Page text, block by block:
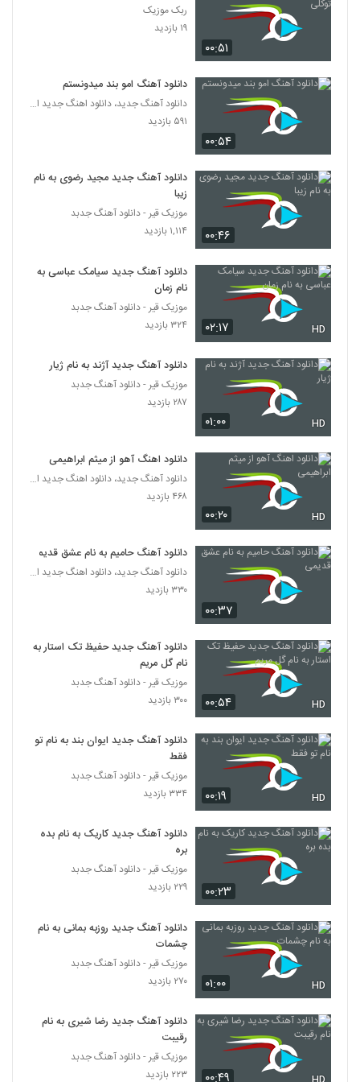
54
آهنگ عوارض تنهایی از احمدرضا
شهریاری(پاپ)
۶۵۰ بازدید
آهنگ افشین آذری بنام رابطه
۱,۳۲۷ بازدید
دانلود آهنگ من دیوانه نیستم از حمید صفت
58
موزیک زیبای یار یار از علی بهراد
حمید اصغری آهنگ جوابه
۶۸۲ بازدید
دانلود آهنگ سهیل رحمانی یه چی بگم
61
Saman Jalili Khoshbakhti
۱,۱۸۳ بازدید
امیرحسین افتخاری آهنگ حال پریشون
۱,۲۳۹ بازدید
عمران طاهری آهنگ کیفم کوکه
64
Jami Velgard)
Vahid Nasertorabi Az Daste To Ey
Yar
۶۵۶ بازدید
مهدی ماهان آهنگ جون منی
67 بگو برو
68
صالح رضایی آهنگ عشق دو روزه
۸۰۴ بازدید
موزیک زیبای تموم شدم از حجت درولی
70
آهنگ مهرداد عجمی بنام خیالی نیست
۱,۰۷۸ بازدید
دانلود آهنگ سیاوش پالاهنگ عاشق تو
۰۰:۵۱
ربک موزیک
۱۹ بازدید
۰۰:۵۴
دانلود آهنگ امو بند میدونستم
دانلود آهنگ جدید، دانلود اهنگ جدید ایرانی
۵۹۱ بازدید
۰۰:۴۶
دانلود آهنگ جدید مجید رضوی به نام
زیبا
موزیک قیر - دانلود آهنگ جدبد
۱,۱۱۴ بازدید
۰۲:۱۷ HD
دانلود آهنگ جدید سیامک عباسی به
نام زمان
موزیک قیر - دانلود آهنگ جدبد
۳۲۴ بازدید
۰۱:۰۰ HD
دانلود آهنگ جدید آژند به نام ژیار
موزیک قیر - دانلود آهنگ جدبد
۲۸۷ بازدید
۰۰:۲۰ HD
دانلود اهنگ آهو از میثم ابراهیمی
دانلود آهنگ جدید، دانلود اهنگ جدید ایرانی
۴۶۸ بازدید
۰۰:۳۷
دانلود آهنگ حامیم به نام عشق قدیمی
دانلود آهنگ جدید، دانلود اهنگ جدید ایرانی
۳۳۰ بازدید
۰۰:۵۴ HD
دانلود آهنگ جدید حفیظ تک استار به
نام گل مریم
موزیک قیر - دانلود آهنگ جدبد
۳۰۰ بازدید
۰۰:۱۹ HD
دانلود آهنگ جدید ایوان بند به نام تو
فقط
موزیک قیر - دانلود آهنگ جدبد
۳۳۴ بازدید
۰۰:۲۳
دانلود آهنگ جدید کاریک به نام بده
بره
موزیک قیر - دانلود آهنگ جدبد
۲۲۹ بازدید
۰۱:۰۰ HD
دانلود آهنگ جدید روزبه بمانی به نام
چشمات
موزیک قیر - دانلود آهنگ جدبد
۲۷۰ بازدید
دانلود آهنگ جدید رضا شیری به نام
رقیبت
موزیک قیر - دانلود آهنگ جدبد
۲۲۳ بازدید